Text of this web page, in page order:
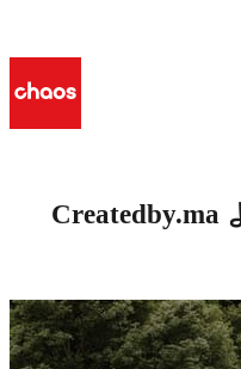
Createdby.ma